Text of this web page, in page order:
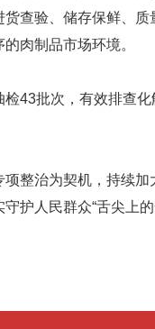
查验、储存保鲜、
肉制品市场环境。
批次，有效排查化
治为契机，持续加
护人民群众“舌尖上